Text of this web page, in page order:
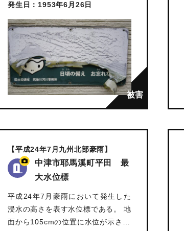
発生日：1953年6月26日
【平成24年7月九州北部豪雨】
中津市耶馬溪町平田 最
大水位標
平成24年7月豪雨において発生した
浸水の高さを表す水位標である。 地
面から105cmの位置に水位が示さ…